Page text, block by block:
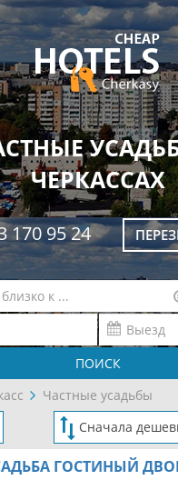
ЧЕРКАССАХ
170 95 24
ПОИСК
Частные усадьбы
ГОСТИНЫЙ